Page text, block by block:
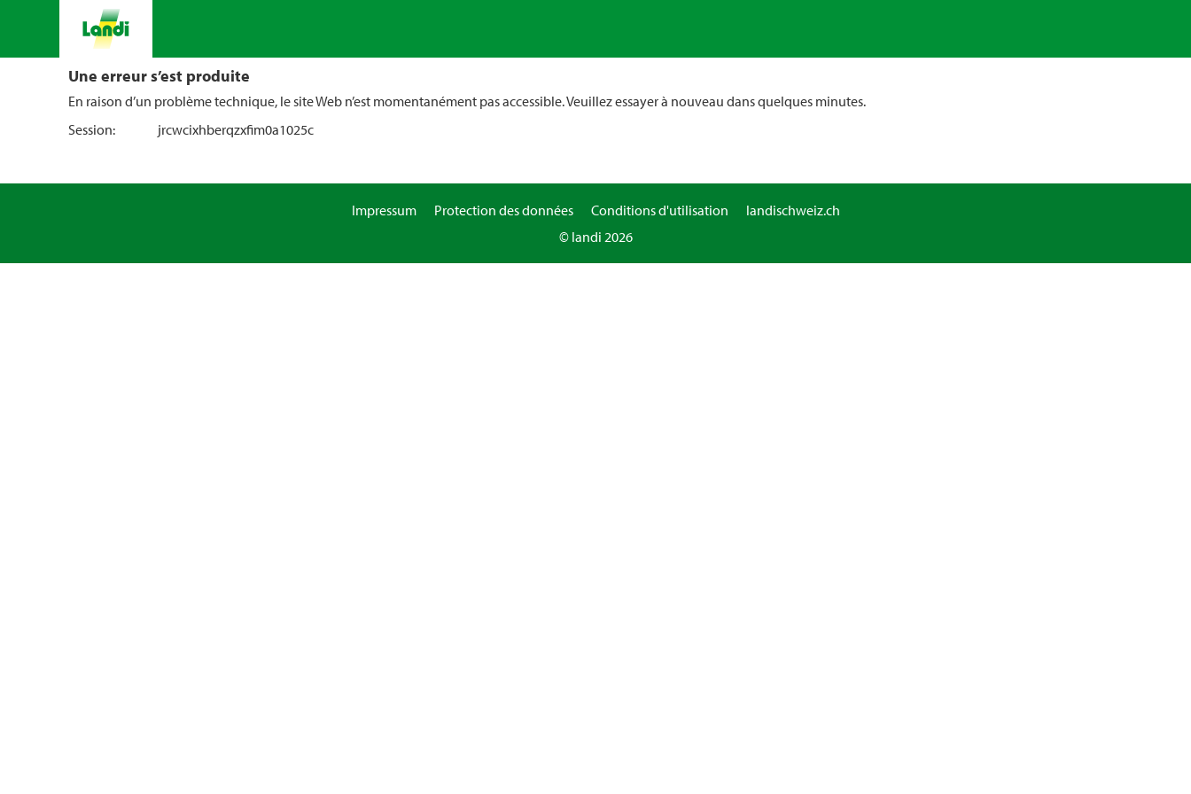
Une erreur s’est produite
En raison d’un problème technique, le site Web n’est momentanément pas accessible. Veuillez essayer à nouveau dans quelques minutes.
Session:
jrcwcixhberqzxfim0a1025c
Impressum Protection des données Conditions d'utilisation
landischweiz.ch
© landi 2026